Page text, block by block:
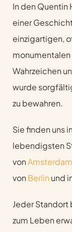
In den
einer
einzigartigen,
Wahrzeichen
wurde
zu bewahren.
Sie finden uns
lebendigsten
vonAmsterdam
von Berlin und
Jeder
zum Leben